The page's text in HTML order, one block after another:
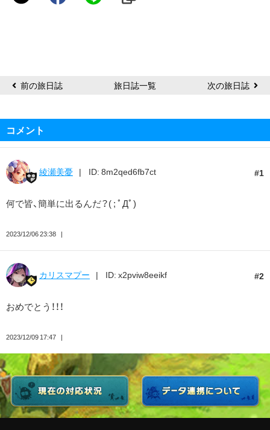
前の旅日誌 旅日誌一覧 次の旅日誌
コメント
1
綾瀬美憂 ID: 8m2qed6fb7ct
何で皆、簡単に出るんだ？( ; ﾟДﾟ)
2023/12/06 23:38
2
カリスマプー ID: x2pviw8eeikf
おめでとう！！！
2023/12/09 17:47